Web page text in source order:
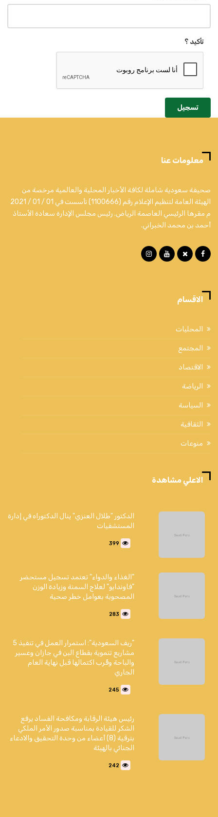
تأكيد ؟
تسجيل
معلومات عنا
صحيفة سعودية شاملة لكافة الأخبار المحلية والعالمية مرخصة من
الهيئة العامة لتنظيم الإعلام رقم (1100666) تأسست في 01 / 01 / 2021
م مقرها الرئيسي العاصمة الرياض. رئيس مجلس الإدارة سعادة الأستاذ
أحمد بن محمد الخبراني.
الاقسام
المحليات
المجتمع
الاقتصاد
الرياضة
السياسة
الثقافية
منوعات
الاعلي مشاهدة
الدكتور "طلال العنزي" ينال الدكتوراه في إدارة
المستشفيات
399
"الغذاء والدواء" تعتمد تسجيل مستحضر
"فاوندايو" لعلاج السمنة وزيادة الوزن
المصحوبة بعوامل خطر صحية
283
"ريف السعودية": استمرار العمل في تنفيذ 5
مشاريع تنموية بقطاع البن في جازان وعسير
والباحة وقُرب اكتمالها قبل نهاية العام
الجاري
245
رئيس هيئة الرقابة ومكافحة الفساد يرفع
الشكر للقيادة بمناسبة صدور الأمر الملكي
بترقية (8) أعضاء من وحدة التحقيق والادعاء
الجنائي بالهيئة
242